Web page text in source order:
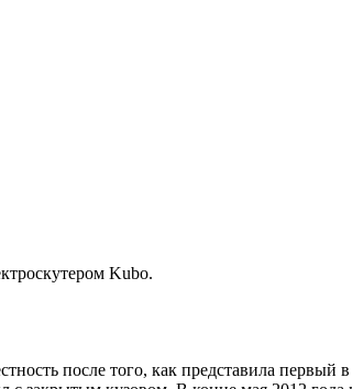
Kubo.
после того, как представила первый